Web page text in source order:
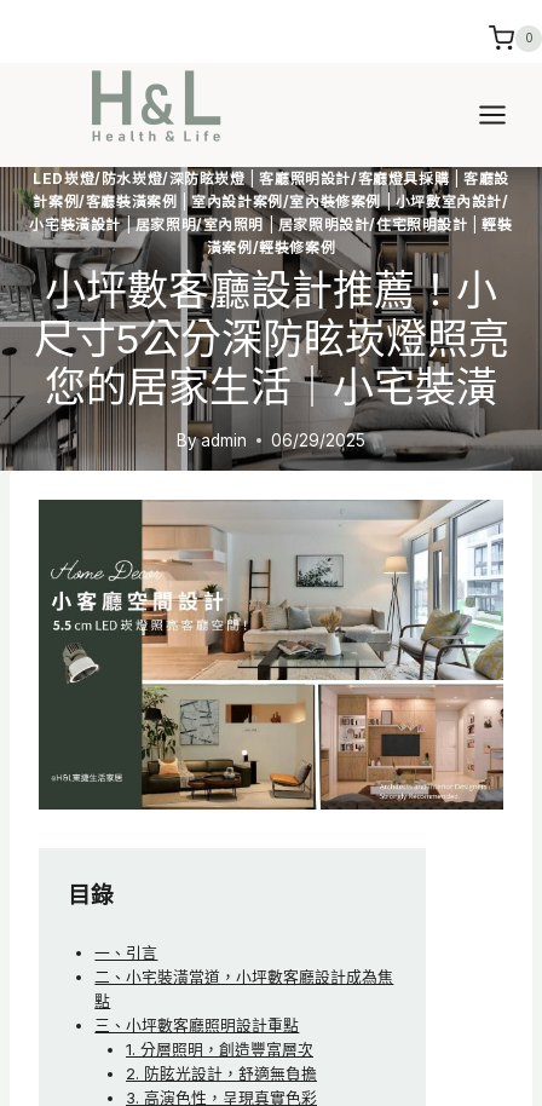
0
LED崁燈/防水崁燈/深防眩崁燈|客廳照明設計/客廳燈具採購|客廳設
計案例/客廳裝潢案例
|室內設計案例/室內裝修案例|小坪數室內設計/
小宅裝潢設計|居家照明/室內照明 |居家照明設計/住宅照明設計 |輕裝
潢案例/輕裝修案例
小坪數客廳設計推薦！小
尺寸5公分深防眩崁燈照亮
您的居家生活｜小宅裝潢
Byadmin 06/29/2025
目錄
一、引言
二、小宅裝潢當道，小坪數客廳設計成為焦
點
三、小坪數客廳照明設計重點
1. 分層照明，創造豐富層次
2. 防眩光設計，舒適無負擔
3. 高演色性，呈現真實色彩